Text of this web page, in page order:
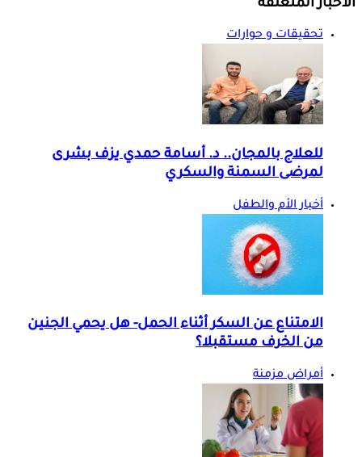
الأخبار المتعلقة
تحقيقات و حوارات
للعلاج بالمجان.. د. أسامة حمدي يزف بشرى
لمرضى السمنة والسكري
أخبار الأم والطفل
الامتناع عن السكر أثناء الحمل- هل يحمي الجنين
من الخرف مستقبلا؟
أمراض مزمنة